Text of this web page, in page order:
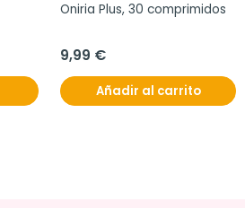
Oniria Plus, 30 comprimidos
9,99 €
Añadir al carrito